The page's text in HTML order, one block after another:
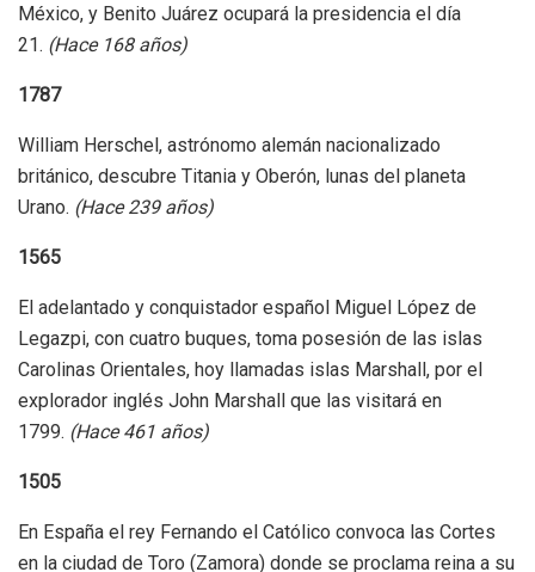
México, y Benito Juárez ocupará la presidencia el día
21. (Hace 168 años)
1787
William Herschel, astrónomo alemán nacionalizado
británico, descubre Titania y Oberón, lunas del planeta
Urano. (Hace 239 años)
1565
El adelantado y conquistador español Miguel López de
Legazpi, con cuatro buques, toma posesión de las islas
Carolinas Orientales, hoy llamadas islas Marshall, por el
explorador inglés John Marshall que las visitará en
1799. (Hace 461 años)
1505
En España el rey Fernando el Católico convoca las Cortes
en la ciudad de Toro (Zamora) donde se proclama reina a su